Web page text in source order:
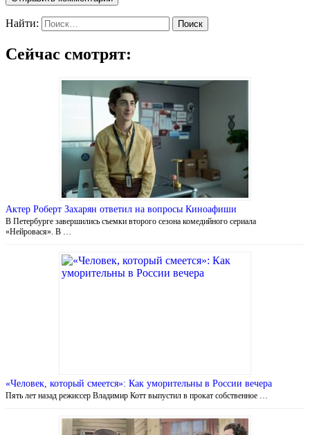
Найти:
Сейчас смотрят:
Актер Роберт Захарян ответил на вопросы Киноафиши
В Петербурге завершились съемки второго сезона комедийного сериала
«Нейровася». В …
«Человек, который смеется»: Как уморительны в России вечера
Пять лет назад режиссер Владимир Котт выпустил в прокат собственное …